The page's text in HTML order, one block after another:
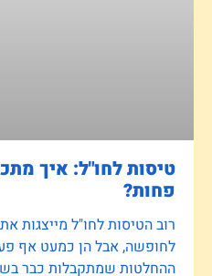
טיסות לחו"ל: איך
פחות?
רוב הטיסות לחו"ל מייצגות
לחופשה, אבל הן כמעט אף
ההחלטות שמתקבלות כבר